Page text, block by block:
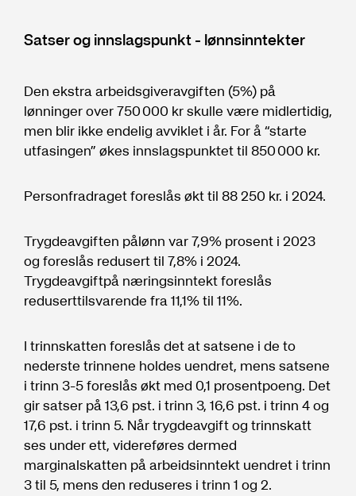
Satser og innslagspunkt - lønnsinntekter
Den ekstra arbeidsgiveravgiften (5%) på
lønninger over 750 000 kr skulle være midlertidig,
men blir ikke endelig avviklet i år. For å “starte
utfasingen” økes innslagspunktet til 850 000 kr.
Personfradraget foreslås økt til 88 250 kr. i 2024.
Trygdeavgiften pålønn var 7,9% prosent i 2023
og foreslås redusert til 7,8% i 2024.
Trygdeavgiftpå næringsinntekt foreslås
reduserttilsvarende fra 11,1% til 11%.
I trinnskatten foreslås det at satsene i de to
nederste trinnene holdes uendret, mens satsene
i trinn 3-5 foreslås økt med 0,1 prosentpoeng. Det
gir satser på 13,6 pst. i trinn 3, 16,6 pst. i trinn 4 og
17,6 pst. i trinn 5. Når trygdeavgift og trinnskatt
ses under ett, videreføres dermed
marginalskatten på arbeidsinntekt uendret i trinn
3 til 5, mens den reduseres i trinn 1 og 2.